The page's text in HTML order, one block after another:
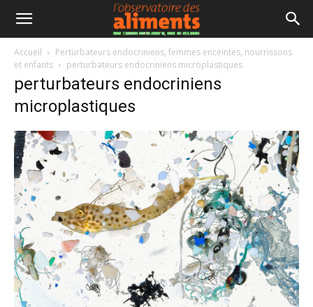
Accueil
Perturbateurs endocriniens, femmes enceintes, nourrissons
et enfants
perturbateurs endocriniens microplastiques
perturbateurs endocriniens
microplastiques